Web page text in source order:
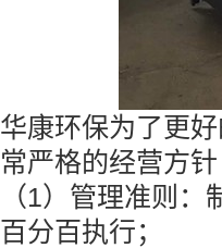
华康环保为了更
常严格的经营方
（1）管理准则
百分百执行；